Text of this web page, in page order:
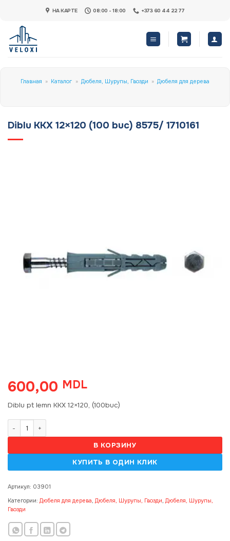
content
НА КАРТЕ 08:00 - 18:00 +373 60 44 22 77
Главная » Каталог » Дюбеля, Шурупы, Гвозди » Дюбеля для дерева
Diblu KKX 12×120 (100 buc) 8575/ 1710161
600,00 MDL
Diblu pt lemn KKX 12×120, (100buc)
В КОРЗИНУ
Артикул: 03901
Категории: Дюбеля для дерева, Дюбеля, Шурупы, Гвозди, Дюбеля, Шурупы,
Гвозди